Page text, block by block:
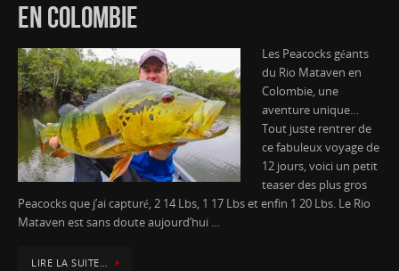
EN COLOMBIE
Les Peacocks géants
du Rio Mataven en
Colombie, une
aventure unique…
Tout juste rentrer de
ce fabuleux voyage de
12 jours, voici un petit
teaser des plus gros
Peacocks que j’ai capturé, 2 14 Lbs, 1 17 Lbs et enfin 1 20 Lbs. Le Rio
Mataven est sans doute aujourd’hui …
LIRE LA SUITE…